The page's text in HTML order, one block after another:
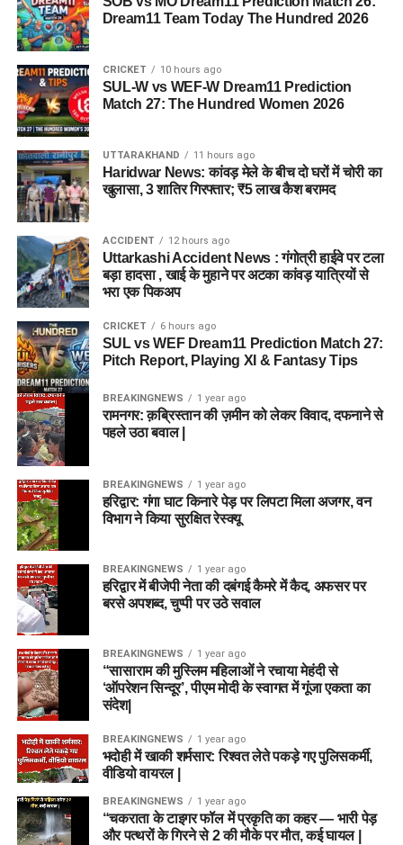
Dream11 Team Today The Hundred 2026
CRICKET 10 hours ago
SUL-W vs WEF-W Dream11 Prediction
Match 27: The Hundred Women 2026
UTTARAKHAND 11 hours ago
Haridwar News: कांवड़ मेले के बीच दो घरों में चोरी का
खुलासा, 3 शातिर गिरफ्तार; ₹5 लाख कैश बरामद
ACCIDENT 12 hours ago
Uttarkashi Accident News : गंगोत्री हाईवे पर टला
बड़ा हादसा , खाई के मुहाने पर अटका कांवड़ यात्रियों से
भरा एक पिकअप
CRICKET 6 hours ago
SUL vs WEF Dream11 Prediction Match 27:
Pitch Report, Playing XI & Fantasy Tips
BREAKINGNEWS 1 year ago
रामनगर: क़ब्रिस्तान की ज़मीन को लेकर विवाद, दफनाने से
पहले उठा बवाल |
BREAKINGNEWS 1 year ago
हरिद्वार: गंगा घाट किनारे पेड़ पर लिपटा मिला अजगर, वन
विभाग ने किया सुरक्षित रेस्क्यू
BREAKINGNEWS 1 year ago
हरिद्वार में बीजेपी नेता की दबंगई कैमरे में कैद, अफसर पर
बरसे अपशब्द, चुप्पी पर उठे सवाल
BREAKINGNEWS 1 year ago
“सासाराम की मुस्लिम महिलाओं ने रचाया मेहंदी से
‘ऑपरेशन सिन्दूर’, पीएम मोदी के स्वागत में गूंजा एकता का
संदेश|
BREAKINGNEWS 1 year ago
भदोही में खाकी शर्मसार: रिश्वत लेते पकड़े गए पुलिसकर्मी,
वीडियो वायरल |
BREAKINGNEWS 1 year ago
“चकराता के टाइगर फॉल में प्रकृति का कहर — भारी पेड़
और पत्थरों के गिरने से 2 की मौके पर मौत, कई घायल |